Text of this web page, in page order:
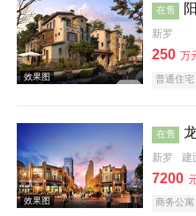
效果图
在售
新罗
250 万
普通住宅
在售
新罗 建
7200
商务公寓